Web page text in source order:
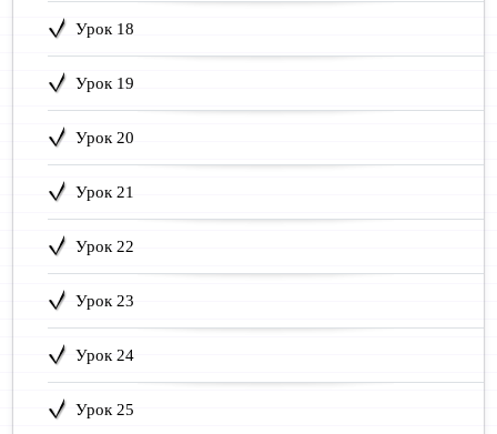
Урок 18
Урок 19
Урок 20
Урок 21
Урок 22
Урок 23
Урок 24
Урок 25